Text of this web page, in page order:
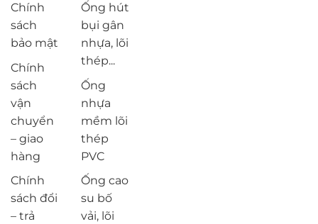
Chính
sách
bảo mật
Chính
sách
vận
chuyển
– giao
hàng
Chính
sách đổi
– trả
Ống hút
bụi gân
nhựa, lõi
thép...
Ống
nhựa
mềm lõi
thép
PVC
Ống cao
su bố
vải, lõi